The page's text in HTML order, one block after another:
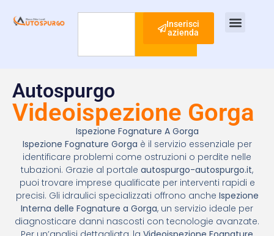
Cerca
Inserisci
azienda
Autospurgo
Videoispezione Gorga
Ispezione Fognature A Gorga
Ispezione Fognature Gorga è il servizio essenziale per
identificare problemi come ostruzioni o perdite nelle
tubazioni. Grazie al portale autospurgo-autospurgo.it,
puoi trovare imprese qualificate per interventi rapidi e
precisi. Gli idraulici specializzati offrono anche Ispezione
Interna delle Fognature a Gorga, un servizio ideale per
diagnosticare danni nascosti con tecnologie avanzate.